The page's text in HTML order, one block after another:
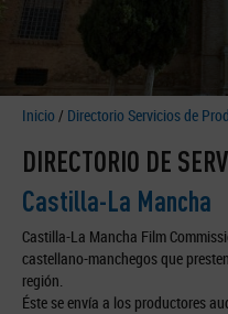
Inicio / Directorio Servicios de
DIRECTORIO DE
Castilla-La Mancha
Castilla-La Mancha Film
castellano-manchegos que
región.
Éste se envía a los productores